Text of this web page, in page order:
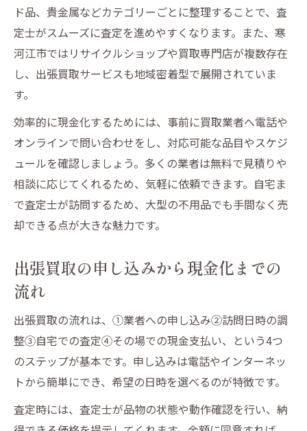
ド品、貴金属などカテゴリーごとに整理することで、査
定士がスムーズに査定を進めやすくなります。また、寒
河江市ではリサイクルショップや買取専門店が複数存在
し、出張買取サービスも地域密着型で展開されていま
す。
効率的に現金化するためには、事前に買取業者へ電話や
オンラインで問い合わせをし、対応可能な品目やスケジ
ュールを確認しましょう。多くの業者は無料で見積りや
相談に応じてくれるため、気軽に依頼できます。自宅ま
で査定士が訪問するため、大型の不用品でも手間なく売
却できる点が大きな魅力です。
出張買取の申し込みから現金化までの
流れ
出張買取の流れは、①業者への申し込み②訪問日時の調
整③自宅での査定④その場での現金支払い、という4つ
のステップが基本です。申し込みは電話やインターネッ
トから簡単にでき、希望の日時を選べるのが特徴です。
査定時には、査定士が品物の状態や動作確認を行い、納